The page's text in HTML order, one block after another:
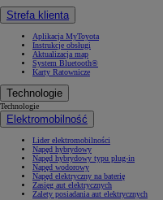
Strefa klienta
Aplikacja MyToyota
Instrukcje obsługi
Aktualizacja map
System Bluetooth®
Karty Ratownicze
Technologie
Technologie
Elektromobilność
Lider elektromobilności
Napęd hybrydowy
Napęd hybrydowy typu plug-in
Napęd wodorowy
Napęd elektryczny na baterię
Zasięg aut elektrycznych
Zalety posiadania aut elektrycznych